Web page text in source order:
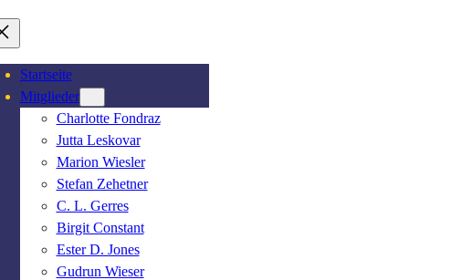
Startseite
Mitglieder
Charlotte Fondraz
Jutta Leskovar
Marion Wiesler
Stefan Zehetner
C. L. Gerres
Birgit Constant
Ester D. Jones
Gudrun Wieser